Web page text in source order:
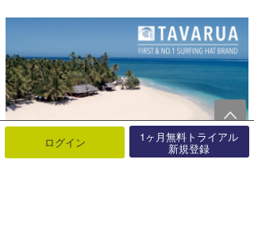
ログイン 1ヶ月無料トライアル
新規登録